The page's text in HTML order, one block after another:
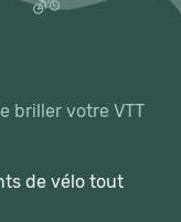
briller votre VTT
de vélo tout